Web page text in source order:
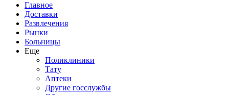
Главное
Доставки
Развлечения
Рынки
Больницы
Еще
Поликлиники
Тату
Аптеки
Другие госслужбы